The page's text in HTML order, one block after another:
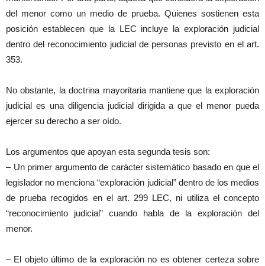
del menor como un medio de prueba. Quienes sostienen esta
posición establecen que la LEC incluye la exploración judicial
dentro del reconocimiento judicial de personas previsto en el art.
353.
No obstante, la doctrina mayoritaria mantiene que la exploración
judicial es una diligencia judicial dirigida a que el menor pueda
ejercer su derecho a ser oído.
Los argumentos que apoyan esta segunda tesis son:
– Un primer argumento de carácter sistemático basado en que el
legislador no menciona “exploración judicial” dentro de los medios
de prueba recogidos en el art. 299 LEC, ni utiliza el concepto
“reconocimiento judicial” cuando habla de la exploración del
menor.
– El objeto último de la exploración no es obtener certeza sobre